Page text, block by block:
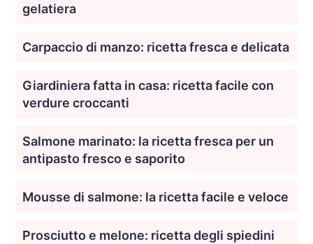
gelatiera
Carpaccio di manzo: ricetta fresca e delicata
Giardiniera fatta in casa: ricetta facile con
verdure croccanti
Salmone marinato: la ricetta fresca per un
antipasto fresco e saporito
Mousse di salmone: la ricetta facile e veloce
Prosciutto e melone: ricetta degli spiedini